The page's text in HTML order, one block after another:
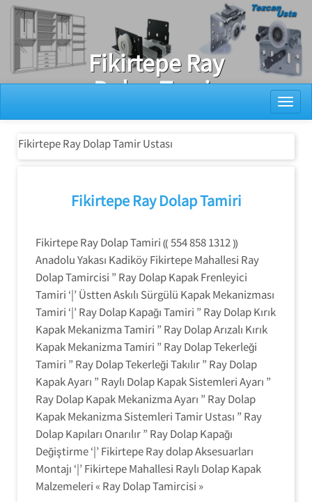
Ray Dolap Tamiri
Fikirtepe Ray
Dolap Tamir
Ustası
Fikirtepe Ray Dolap Tamir Ustası
Fikirtepe Ray Dolap Tamiri
Fikirtepe Ray Dolap Tamiri ⸨ 554 858 1312 ⸩
Anadolu Yakası Kadiköy Fikirtepe Mahallesi Ray
Dolap Tamircisi ” Ray Dolap Kapak Frenleyici
Tamiri ‘|’ Üstten Askılı Sürgülü Kapak Mekanizması
Tamiri ‘|’ Ray Dolap Kapağı Tamiri ” Ray Dolap Kırık
Kapak Mekanizma Tamiri ” Ray Dolap Arızalı Kırık
Kapak Mekanizma Tamiri ” Ray Dolap Tekerleği
Tamiri ” Ray Dolap Tekerleği Takılır ” Ray Dolap
Kapak Ayarı ” Raylı Dolap Kapak Sistemleri Ayarı ”
Ray Dolap Kapak Mekanizma Ayarı ” Ray Dolap
Kapak Mekanizma Sistemleri Tamir Ustası ” Ray
Dolap Kapıları Onarılır ” Ray Dolap Kapağı
Değiştirme ‘|’ Fikirtepe Ray dolap Aksesuarları
Montajı ‘|’ Fikirtepe Mahallesi Raylı Dolap Kapak
Malzemeleri « Ray Dolap Tamircisi »